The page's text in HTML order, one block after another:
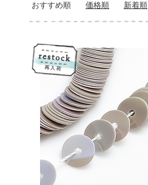
おすすめ順 価格順 新着順